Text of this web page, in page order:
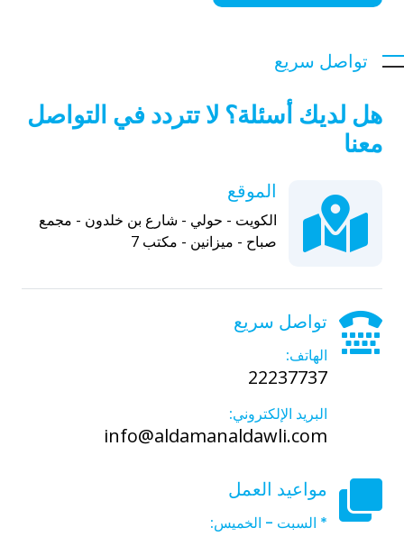
تواصل سريع
هل لديك أسئلة؟ لا تتردد في التواصل
معنا
الموقع
الكويت - حولي - شارع بن خلدون - مجمع
صباح - ميزانين - مكتب 7
تواصل سريع
الهاتف:
22237737
البريد الإلكتروني:
info@aldamanaldawli.com
مواعيد العمل
* السبت - الخميس: